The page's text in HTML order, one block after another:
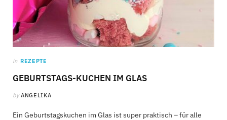
in REZEPTE
GEBURTSTAGS-KUCHEN IM GLAS
by ANGELIKA
Ein Geburtstagskuchen im Glas ist super praktisch – für alle